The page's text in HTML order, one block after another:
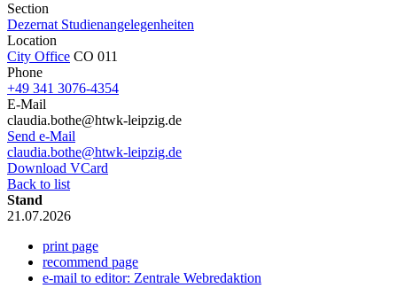
Section
Dezernat Studienangelegenheiten
Location
City Office CO 011
Phone
+49 341 3076-4354
E-Mail
claudia.bothe@htwk-leipzig.de
Send e-Mail
claudia.bothe@htwk-leipzig.de
Download VCard
Back to list
Stand
21.07.2026
print page
recommend page
e-mail to editor: Zentrale Webredaktion